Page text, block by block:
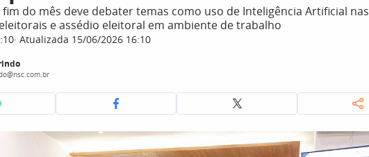
do mês deve debater temas como uso de Inteligência Artificial nas
e assédio eleitoral em ambiente de trabalho
Atualizada 15/06/2026 16:10